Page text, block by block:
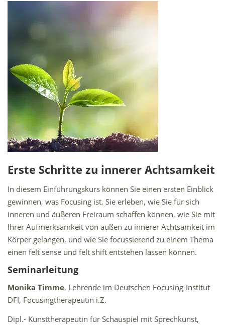
Erste Schritte zu innerer Achtsamkeit
In diesem Einführungskurs können Sie einen ersten Einblick
gewinnen, was Focusing ist. Sie erleben, wie Sie für sich
inneren und äußeren Freiraum schaffen können, wie Sie mit
Ihrer Aufmerksamkeit von außen zu innerer Achtsamkeit im
Körper gelangen, und wie Sie focussierend zu einem Thema
einen felt sense und felt shift entstehen lassen können.
Seminarleitung
Monika Timme, Lehrende im Deutschen Focusing-Institut
DFI, Focusingtherapeutin i.Z.
Dipl.- Kunsttherapeutin für Schauspiel mit Sprechkunst,